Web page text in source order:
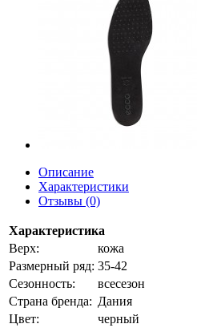
Описание
Характеристики
Отзывы (0)
Характеристика
Верх:
кожа
Размерный ряд: 35-42
Сезонность:
всесезон
Страна бренда: Дания
Цвет:
черный